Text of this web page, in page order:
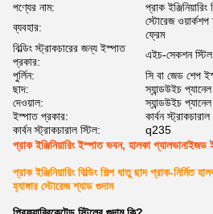
পণ্যের নাম:
প্রাক ইঞ্জিনিয়ারিং
ব্যবহার:
স্টোরেজ ওয়ার্কশপ
ফ্রেম
বিল্ডিং স্ট্রাকচারের জন্য ইস্পাত
প্রকার:
এইচ-সেকশন স্টিল
পুর্লিন:
সি বা জেড শেপ
ছাদ:
স্যান্ডউইচ
দেওয়াল:
স্যান্ডউইচ
ইস্পাত প্রকার:
কার্বন
কার্বন স্ট্রাকচারাল স্টিল:
q235
প্রাক ইঞ্জিনিয়ারিং ইস্পাত ভবন, হালকা
প্রাক ইঞ্জিনিয়ারিং বিল্ডিং শিল্প ধাতু ছাদ প্রাক-নির্মিত
হ্যাঙ্গার স্টোরেজ শ্যাড গুদাম